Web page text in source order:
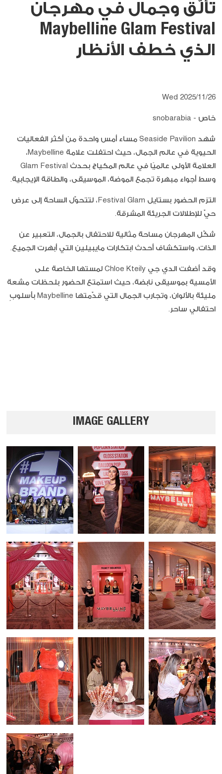
تألّق وجمال في مهرجان
Maybelline Glam Festival
الذي خطف الأنظار
Wed 2025/11/26
خاص - snobarabia
شهد Seaside Pavilion مساء أمس واحدة من أكثر الفعاليات
الحيوية في عالم الجمال، حيث احتفلت علامة Maybelline،
العلامة الأولى عالميًا في عالم المكياج بحدث Glam Festival
وسط أجواء مبهرة تجمع الموضة، الموسيقى، والطاقة الإيجابية.
التزم الحضور بستايل Festival Glam، لتتحوّل الساحة إلى عرض
حيّ للإطلالات الجريئة المشرقة.
شكّل المهرجان مساحة مثالية للاحتفال بالجمال، التعبير عن
الذات، واستكشاف أحدث ابتكارات مايبيلين التي أبهرت الجميع.
وقد أضفت الدي جي Chloe Kteily لمستها الخاصة على
الأمسية بموسيقى نابضة، حيث استمتع الحضور بلحظات مشعة
مليئة بالألوان، وتجارب الجمال التي قدّمتها Maybelline بأسلوبٍ
احتفالي ساحر.
IMAGE GALLERY